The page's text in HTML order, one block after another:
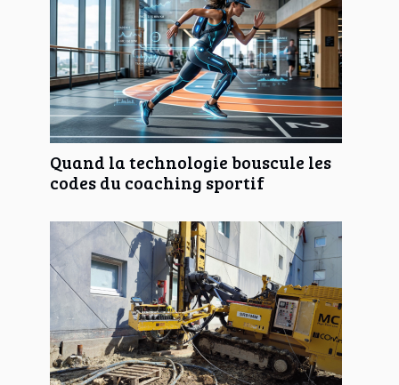
Quand la technologie bouscule les
codes du coaching sportif